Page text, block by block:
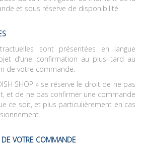
et sous réserve de disponibilité.
sont présentées en langue
d’une confirmation au plus tard au
de votre commande.
SHOP » se réserve le droit de ne pas
et de ne pas confirmer une commande
ce soit, et plus particulièrement en cas
VOTRE COMMANDE